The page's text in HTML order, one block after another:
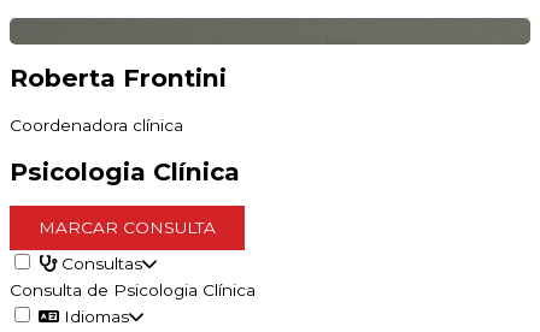
Roberta Frontini
Coordenadora clínica
Psicologia Clínica
MARCAR CONSULTA
Consultas
Consulta de Psicologia Clínica
Idiomas